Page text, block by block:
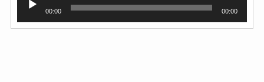
プ
00:00 00:00